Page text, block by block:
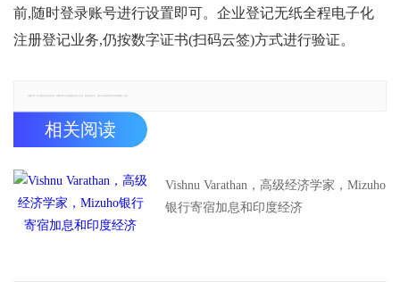
前,随时登录账号进行设置即可。企业登记无纸全程电子化
注册登记业务,仍按数字证书(扫码云签)方式进行验证。
相关阅读
Vishnu Varathan，高级经济学家，Mizuho
银行寄宿加息和印度经济